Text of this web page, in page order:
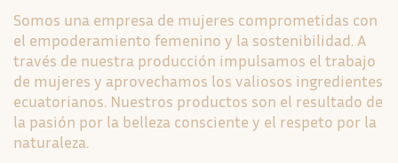
Somos una empresa de mujeres comprometidas con
el empoderamiento femenino y la sostenibilidad. A
través de nuestra producción impulsamos el trabajo
de mujeres y aprovechamos los valiosos ingredientes
ecuatorianos. Nuestros productos son el resultado de
la pasión por la belleza consciente y el respeto por la
naturaleza.